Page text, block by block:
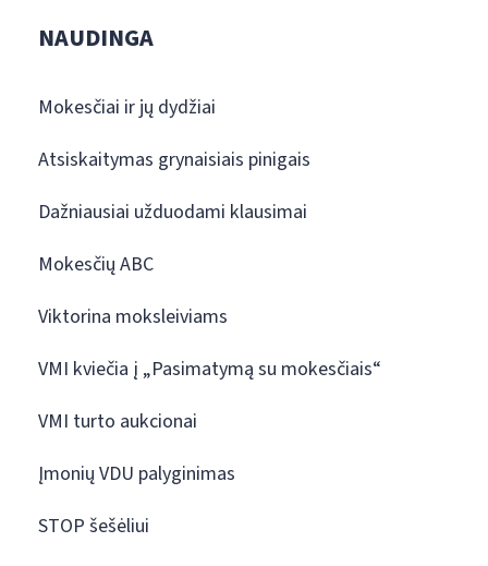
NAUDINGA
Mokesčiai ir jų dydžiai
Atsiskaitymas grynaisiais pinigais
Dažniausiai užduodami klausimai
Mokesčių ABC
Viktorina moksleiviams
VMI kviečia į „Pasimatymą su mokesčiais“
VMI turto aukcionai
Įmonių VDU palyginimas
STOP šešėliui